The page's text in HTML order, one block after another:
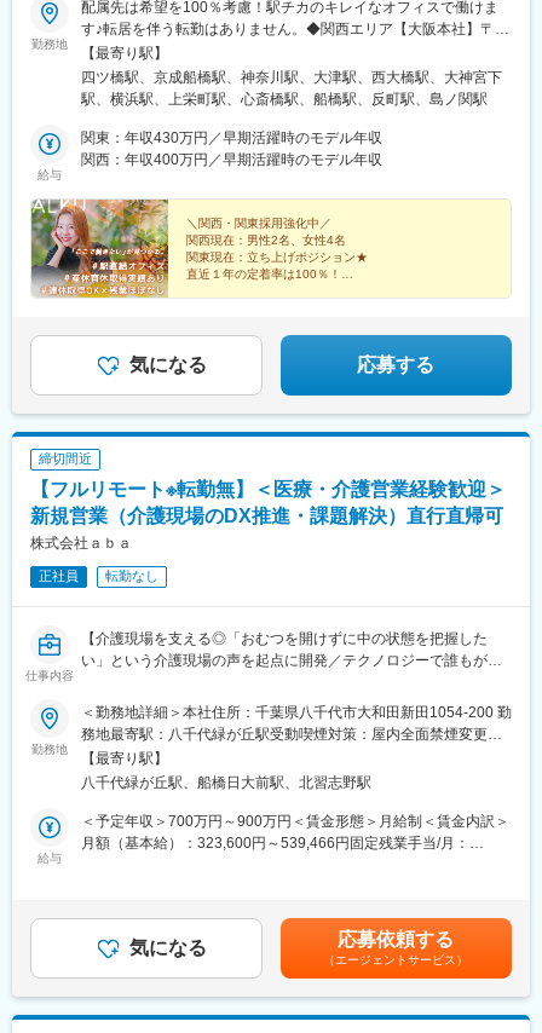
勤務地
配属先は希望を100％考慮！駅チカのキレイなオフィスで働けま
す♪転居を伴う転勤はありません。◆関西エリア【大阪本社】〒
550-0013大阪府大阪市西区新町1-5-7四ツ橋ビルディング601〈ア
クセス〉・大阪メトロ四つ橋線「四ツ橋駅」徒歩2分・大阪メトロ
御堂筋線「心斎橋駅」徒歩4分・大阪メトロ長堀鶴見緑地線 「西
支社】〒520-0051滋賀県大津市梅林1-3-10〈アクセス〉・JR琵琶
湖線・湖西線「大津駅」徒歩2分・京阪石山坂本線「島ノ関駅」徒
32-31SKビル弐番館101号室〈アクセス〉・京成本線「京成船橋
駅」徒歩5分・JR総武線「船橋駅」徒歩7分【横浜支社】〒221-
0056横浜市神奈川区金港町6-3横浜金港町ビル201〈アクセス〉・
各線「横浜駅」きた東口Aより徒歩5分・京急本線「神奈川駅」よ
り徒歩約7分
【最寄り駅】
四ツ橋駅、京成船橋駅、神奈川駅、大津駅、西大橋駅、大神宮下
駅、横浜駅、上栄町駅、心斎橋駅、船橋駅、反町駅、島ノ関駅
給与
関東：年収430万円／早期活躍時のモデル年収
関西：年収400万円／早期活躍時のモデル年収
＼関西・関東採用強化中／
関西現在：男性2名、女性4名
関東現在：立ち上げポジション★
直近１年の定着率は100％！
定時ピタッ。
急成長企業で
プライベートも大切にできる
採用人事をお任せします！
気になる 応募する
締切間近
【フルリモート※転勤無】＜医療・介護営業経験歓迎＞
新規営業（介護現場のDX推進・課題解決）直行直帰可
株式会社ａｂａ
正社員 転勤なし
仕事内容
【介護現場を支える◎「おむつを開けずに中の状態を把握した
い」という介護現場の声を起点に開発／テクノロジーで誰もが介
現在、拡大中の自社製品「Helppad2」を社会に広めながら、マネ
ジメントを目指して頂けるポジションです。
■Helppad２とは
においをデータとして検知し、排泄の有無を可視化する業界初の
プロダクトです。
「おむつを開けずに中の状態を把握したい」という、医療・介護
排泄に関する情報をデータ化し、これまで属人的だった判断や業
務フローを見直すことで、排泄ケア全体のオペレーションを最適
化するDXソリューションです。
勤務地
＜勤務地詳細＞本社住所：千葉県八千代市大和田新田1054-200 勤
務地最寄駅：八千代緑が丘駅受動喫煙対策：屋内全面禁煙変更の
範囲：会社の定める事業所（リモートワーク含む）
【最寄り駅】
八千代緑が丘駅、船橋日大前駅、北習志野駅
給与
＜予定年収＞700万円～900万円＜賃金形態＞月給制＜賃金内訳＞
月額（基本給）：323,600円～539,466円固定残業手当/月：
でも目安の金額であり、選考を通じて上下する可能性がありま
す。月給(月額)は固定手当を含めた表記です。
気になる 応募依頼する
（エージェントサービス）